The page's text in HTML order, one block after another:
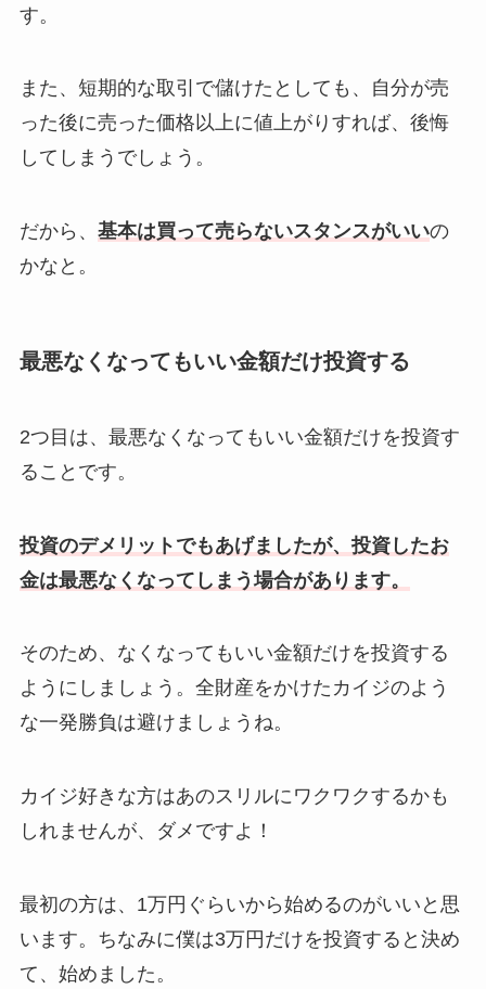
す。
また、短期的な取引で儲けたとしても、自分が売
った後に売った価格以上に値上がりすれば、後悔
してしまうでしょう。
だから、 基本は買って売らないスタンスがいいの
かなと。
最悪なくなってもいい金額だけ投資する
2つ目は、最悪なくなってもいい金額だけを投資す
ることです。
投資のデメリットでもあげましたが、投資したお
金は最悪なくなってしまう場合があります。
そのため、なくなってもいい金額だけを投資する
ようにしましょう。全財産をかけたカイジのよう
な一発勝負は避けましょうね。
カイジ好きな方はあのスリルにワクワクするかも
しれませんが、ダメですよ！
最初の方は、1万円ぐらいから始めるのがいいと思
います。ちなみに僕は3万円だけを投資すると決め
て、始めました。